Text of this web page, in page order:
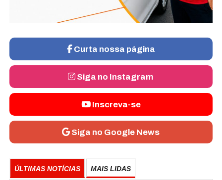
Curta nossa página
Siga no Instagram
Inscreva-se
Siga no Google News
ÚLTIMAS NOTÍCIAS MAIS LIDAS